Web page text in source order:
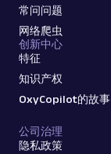
常问问题
网络爬虫
创新中心
特征
知识产权
OxyCopilot的故事
公司治理
隐私政策